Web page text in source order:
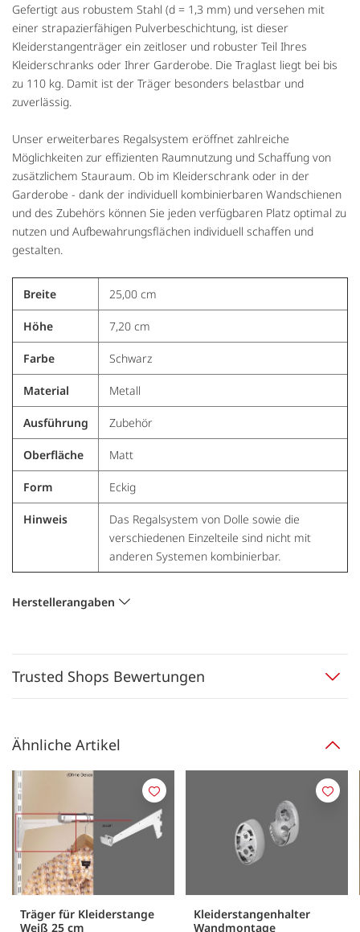
Gefertigt aus robustem Stahl (d = 1,3 mm) und versehen mit
einer strapazierfähigen Pulverbeschichtung, ist dieser
Kleiderstangenträger ein zeitloser und robuster Teil Ihres
Kleiderschranks oder Ihrer Garderobe. Die Traglast liegt bei bis
zu 110 kg. Damit ist der Träger besonders belastbar und
zuverlässig.
Unser erweiterbares Regalsystem eröffnet zahlreiche
Möglichkeiten zur effizienten Raumnutzung und Schaffung von
zusätzlichem Stauraum. Ob im Kleiderschrank oder in der
Garderobe - dank der individuell kombinierbaren Wandschienen
und des Zubehörs können Sie jeden verfügbaren Platz optimal zu
nutzen und Aufbewahrungsflächen individuell schaffen und
gestalten.
Breite 25,00 cm
Höhe 7,20 cm
Farbe Schwarz
Material Metall
Ausführung Zubehör
Oberfläche Matt
Form Eckig
Hinweis
Das Regalsystem von Dolle sowie die
verschiedenen Einzelteile sind nicht mit
anderen Systemen kombinierbar.
Herstellerangaben
Trusted Shops Bewertungen
Ähnliche Artikel
Träger für Kleiderstange
Weiß 25 cm
Merken
Kleiderstangenhalter
Wandmontage